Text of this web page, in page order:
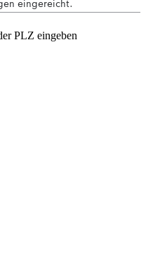
PLZ eingeben